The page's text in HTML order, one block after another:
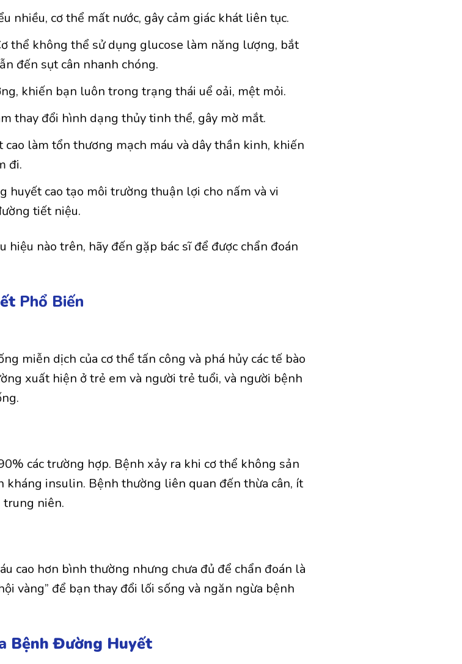
nhiều, cơ thể mất nước, gây cảm giác khát liên tục.
thể không thể sử dụng glucose làm năng lượng, bắt
đến sụt cân nhanh chóng.
khiến bạn luôn trong trạng thái uể oải, mệt mỏi.
thay đổi hình dạng thủy tinh thể, gây mờ mắt.
làm tổn thương mạch máu và dây thần kinh, khiến
đi.
huyết cao tạo môi trường thuận lợi cho nấm và vi
tiết niệu.
hiệu nào trên, hãy đến gặp bác sĩ để được chẩn đoán
Phổ Biến
miễn dịch của cơ thể tấn công và phá hủy các tế bào
xuất hiện ở trẻ em và người trẻ tuổi, và người bệnh
các trường hợp. Bệnh xảy ra khi cơ thể không sản
kháng insulin. Bệnh thường liên quan đến thừa cân, ít
trung niên.
cao hơn bình thường nhưng chưa đủ để chẩn đoán là
vàng” để bạn thay đổi lối sống và ngăn ngừa bệnh
Bệnh Đường Huyết